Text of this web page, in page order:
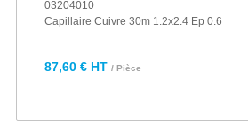
03204010
Capillaire Cuivre 30m 1.2x2.4 Ep 0.6
87,60 € HT / Pièce